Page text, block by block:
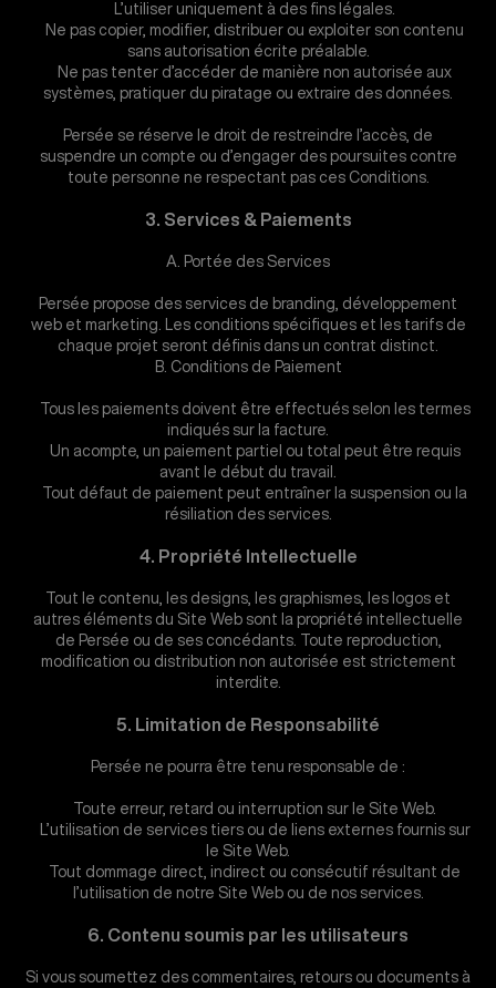
L’utiliser uniquement à des fins légales.
Ne pas copier, modifier, distribuer ou exploiter son contenu
sans autorisation écrite préalable.
Ne pas tenter d’accéder de manière non autorisée aux
systèmes, pratiquer du piratage ou extraire des données.
Persée se réserve le droit de restreindre l’accès, de
suspendre un compte ou d’engager des poursuites contre
toute personne ne respectant pas ces Conditions.
3. Services & Paiements
A. Portée des Services
Persée propose des services de branding, développement
web et marketing. Les conditions spécifiques et les tarifs de
chaque projet seront définis dans un contrat distinct.
B. Conditions de Paiement
Tous les paiements doivent être effectués selon les termes
indiqués sur la facture.
Un acompte, un paiement partiel ou total peut être requis
avant le début du travail.
Tout défaut de paiement peut entraîner la suspension ou la
résiliation des services.
4. Propriété Intellectuelle
Tout le contenu, les designs, les graphismes, les logos et
autres éléments du Site Web sont la propriété intellectuelle
de Persée ou de ses concédants. Toute reproduction,
modification ou distribution non autorisée est strictement
interdite.
5. Limitation de Responsabilité
Persée ne pourra être tenu responsable de :
Toute erreur, retard ou interruption sur le Site Web.
L’utilisation de services tiers ou de liens externes fournis sur
le Site Web.
Tout dommage direct, indirect ou consécutif résultant de
l’utilisation de notre Site Web ou de nos services.
6. Contenu soumis par les utilisateurs
Si vous soumettez des commentaires, retours ou documents à